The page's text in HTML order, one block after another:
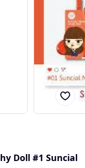
Doll #1 Suncial